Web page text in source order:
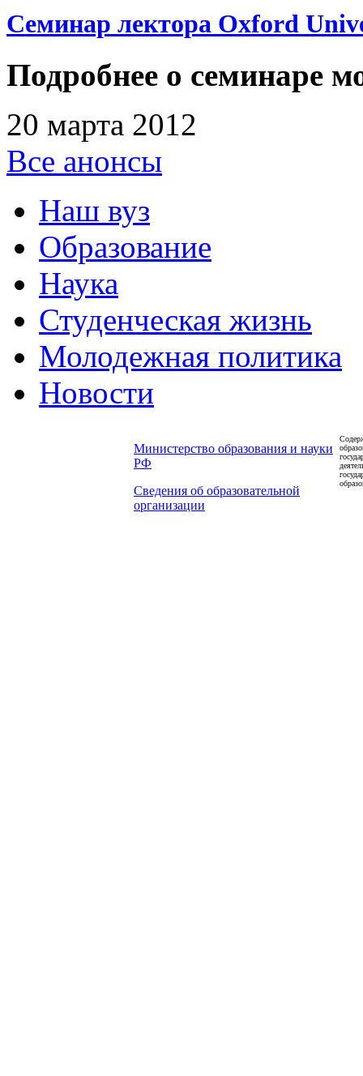
Семинар лектора Oxford
Подробнее о семинаре
20 марта 2012
Все анонсы
Наш вуз
Образование
Наука
Студенческая жизнь
Молодежная политика
Новости
Министерство образования и науки
РФ
Сведения об образовательной
организации